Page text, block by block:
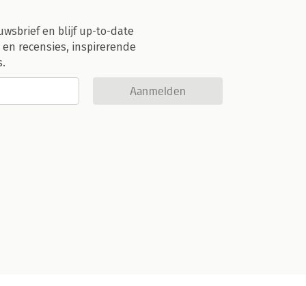
en blijf up-to-date
recensies, inspirerende
Aanmelden